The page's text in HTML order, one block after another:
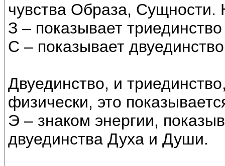
чувства Образа, Сущности.
З – показывает
С – показывает
Двуединство, и
физически, это
Э – знаком энергии,
двуединства Духа и Души.